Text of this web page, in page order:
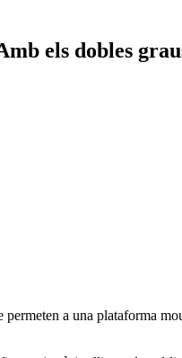
els dobles
a una plataforma